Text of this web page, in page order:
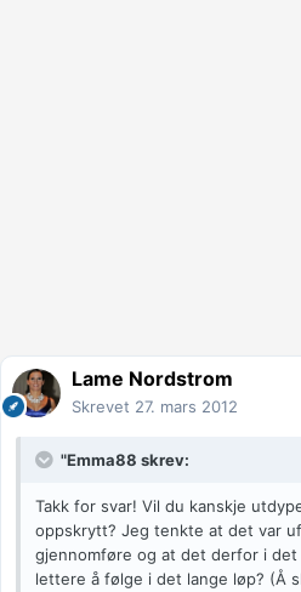
Lame Nordstrom
Skrevet 27. mars 2012
"Emma88 skrev:
Takk for svar! Vil du kanskje
oppskrytt? Jeg tenkte at det var
gjennomføre og at det derfor i
lettere å følge i det lange løp? (Å